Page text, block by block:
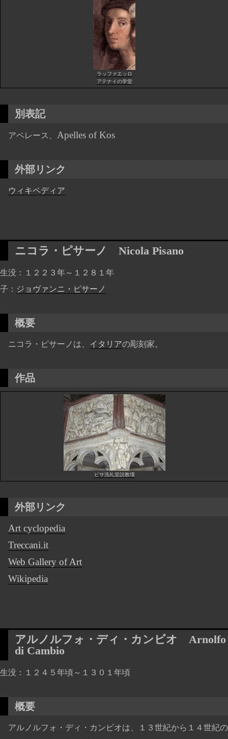
ラッファエッロ
アテナイの学堂
別表記
アペレース、 Apelles of Kos
外部リンク
ウィキペディア
ニコラ・ピサーノ Nicola Pisano
生没
１２２３年～１２８１年
子
ジョヴァンニ・ピサーノ
概要
ニコラ・ピサーノは、 イタリアの彫刻家。
作品
ピサ洗礼堂説教壇
外部リンク
Art cyclopedia
Treccani.it
Web Gallery of Art
Wikipedia
アルノルフォ・ディ・カンビオ Arnolfo
di Cambio
生没 １２４５年頃～１３０１年頃
概要
アルノルフォ・ディ・カンビオは、１３世紀から１４世紀の